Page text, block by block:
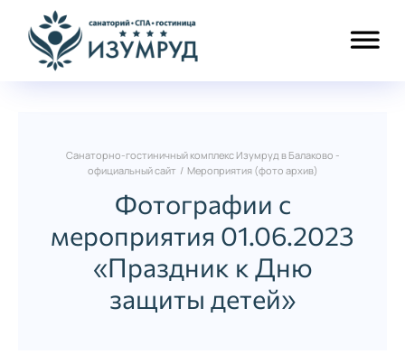
Санаторно-гостиничный комплекс Изумруд в Балаково -
официальный сайт / Мероприятия (фото архив)
Фотографии с
мероприятия 01.06.2023
«Праздник к Дню
защиты детей»